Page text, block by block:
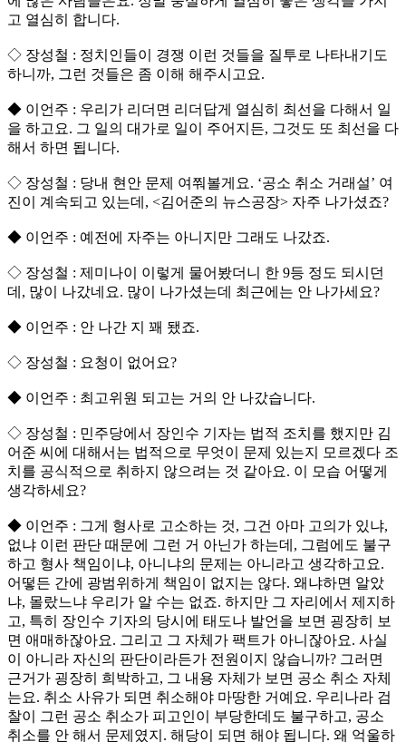
고 열심히 합니다.
◇ 장성철 : 정치인들이 경쟁 이런 것들을 질투로 나타내기도
하니까, 그런 것들은 좀 이해 해주시고요.
◆ 이언주 : 우리가 리더면 리더답게 열심히 최선을 다해서 일
을 하고요. 그 일의 대가로 일이 주어지든, 그것도 또 최선을 다
해서 하면 됩니다.
◇ 장성철 : 당내 현안 문제 여쭤볼게요. ‘공소 취소 거래설’ 여
진이 계속되고 있는데, <김어준의 뉴스공장> 자주 나가셨죠?
◆ 이언주 : 예전에 자주는 아니지만 그래도 나갔죠.
◇ 장성철 : 제미나이 이렇게 물어봤더니 한 9등 정도 되시던
데, 많이 나갔네요. 많이 나가셨는데 최근에는 안 나가세요?
◆ 이언주 : 안 나간 지 꽤 됐죠.
◇ 장성철 : 요청이 없어요?
◆ 이언주 : 최고위원 되고는 거의 안 나갔습니다.
◇ 장성철 : 민주당에서 장인수 기자는 법적 조치를 했지만 김
어준 씨에 대해서는 법적으로 무엇이 문제 있는지 모르겠다 조
치를 공식적으로 취하지 않으려는 것 같아요. 이 모습 어떻게
생각하세요?
◆ 이언주 : 그게 형사로 고소하는 것, 그건 아마 고의가 있냐,
없냐 이런 판단 때문에 그런 거 아닌가 하는데, 그럼에도 불구
하고 형사 책임이냐, 아니냐의 문제는 아니라고 생각하고요.
어떻든 간에 광범위하게 책임이 없지는 않다. 왜냐하면 알았
냐, 몰랐느냐 우리가 알 수는 없죠. 하지만 그 자리에서 제지하
고, 특히 장인수 기자의 당시에 태도나 발언을 보면 굉장히 보
면 애매하잖아요. 그리고 그 자체가 팩트가 아니잖아요. 사실
이 아니라 자신의 판단이라든가 전원이지 않습니까? 그러면
근거가 굉장히 희박하고, 그 내용 자체가 보면 공소 취소 자체
는요. 취소 사유가 되면 취소해야 마땅한 거예요. 우리나라 검
찰이 그런 공소 취소가 피고인이 부당한데도 불구하고, 공소
취소를 안 해서 문제였지. 해당이 되면 해야 됩니다. 왜 억울하